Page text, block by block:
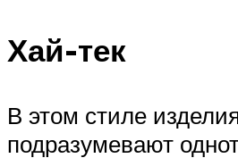
Хай-тек
В этом стиле
подразумевают